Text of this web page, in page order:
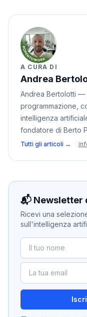
A CURA DI
Andrea
Andrea Bertolotti —
programmazione,
intelligenza
fondatore di Berto
Tutti gli articoli → ·
📬 Newsletter
Ricevi una
sull'intelligenza